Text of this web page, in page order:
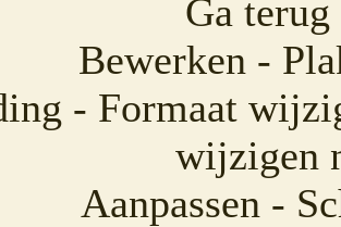
Ga
Bewerken -
- Formaat
wijzigen
Aanpassen -